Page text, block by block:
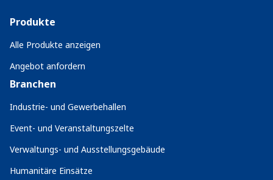
Produkte
Alle Produkte anzeigen
Angebot anfordern
Branchen
Industrie- und Gewerbehallen
Event- und Veranstaltungszelte
Verwaltungs- und Ausstellungsgebäude
Humanitäre Einsätze